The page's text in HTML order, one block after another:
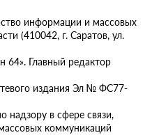
информации и массовых
(410042, г. Саратов, ул.
Главный редактор
издания Эл № ФС77-
в сфере связи,
коммуникаций